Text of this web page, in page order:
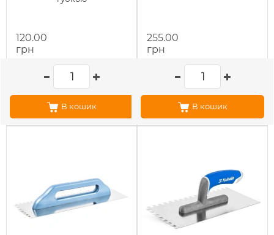
120.00
грн
В кошик
255.00
грн
В кошик